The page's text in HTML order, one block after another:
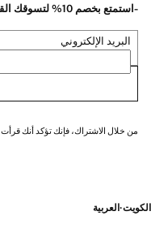
-استمتع بخصم 10% لتسوقك القادم عند اشتراكك في نشرتنا الاخبارية
البريد الإلكتروني
من خلال الاشتراك، فإنك تؤكد أنك قرأت
الكويت·العربية